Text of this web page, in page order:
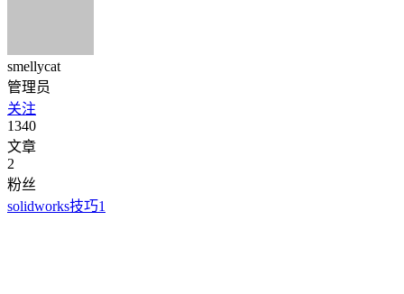
smellycat
管理员
关注
1340
文章
2
粉丝
solidworks技巧1